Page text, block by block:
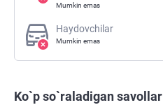
Mumkin emas
Haydovchilar
Mumkin emas
Ko`p so`raladigan savollar